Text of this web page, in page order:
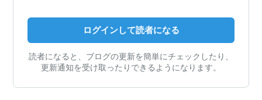
ログインして読者になる
読者になると、ブログの更新を簡単にチェックしたり、
更新通知を受け取ったりできるようになります。